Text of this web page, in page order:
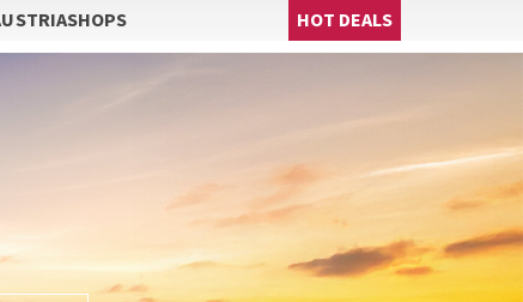
Hauptnavigation
HOT DEALS